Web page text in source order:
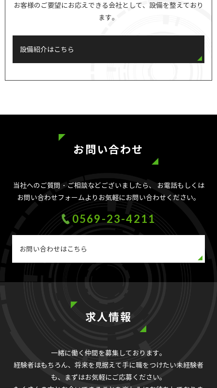
お客様のご要望にお応えできる会社として、設備を整えており
ます。
設備紹介はこちら
お問い合わせ
当社へのご質問・ご相談などございましたら、
お電話もしくは
お問い合わせフォームよりお気軽にお問い合わせください。
0569-23-4211
お問い合わせはこちら
求人情報
一緒に働く仲間を募集しております。
経験者はもちろん、将来を見据えて手に職をつけたい未経験者
も、まずはお気軽にご応募ください。